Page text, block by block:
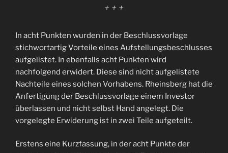
+ + +
In acht Punkten wurden in der Beschlussvorlage
stichwortartig Vorteile eines Aufstellungsbeschlusses
aufgelistet. In ebenfalls acht Punkten wird
nachfolgend erwidert. Diese sind nicht aufgelistete
Nachteile eines solchen Vorhabens. Rheinsberg hat die
Anfertigung der Beschlussvorlage einem Investor
überlassen und nicht selbst Hand angelegt. Die
vorgelegte Erwiderung ist in zwei Teile aufgeteilt.
Erstens eine Kurzfassung, in der acht Punkte der